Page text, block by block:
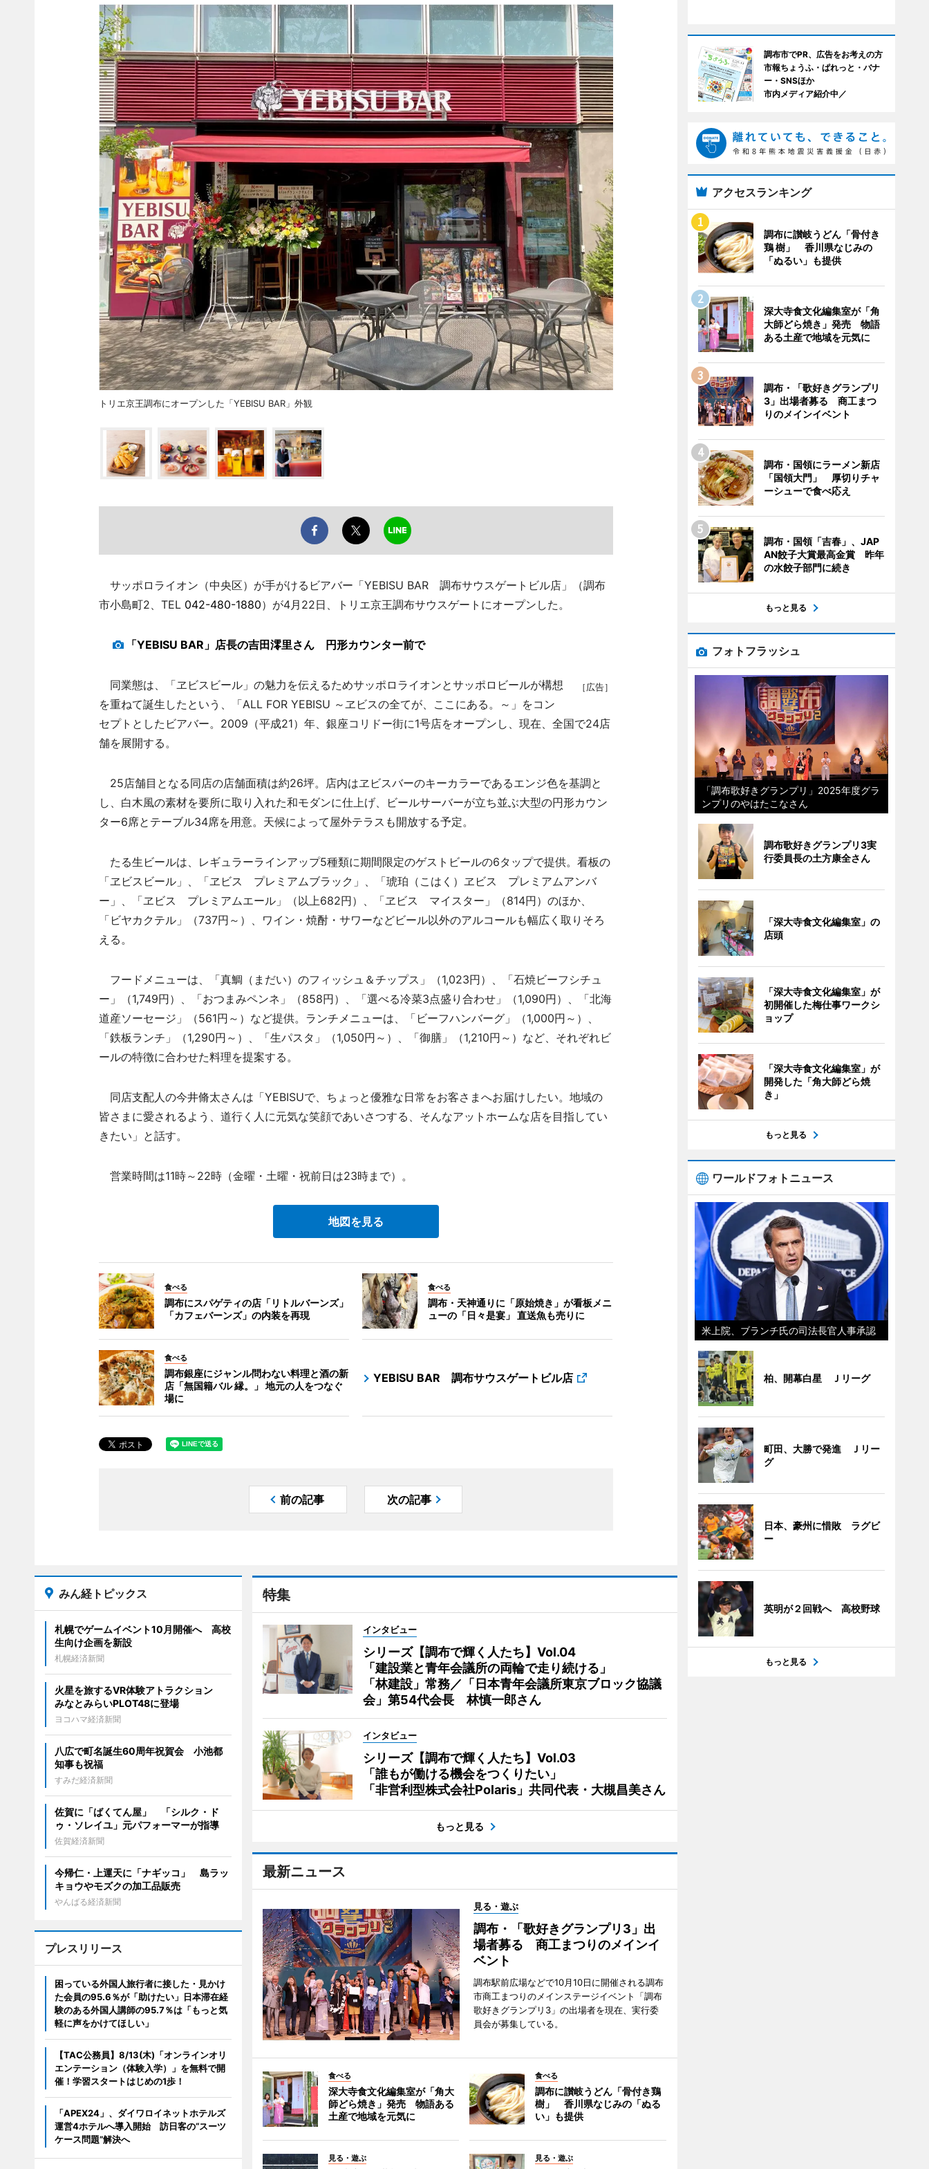
トリエ京王調布にオープンした「YEBISU BAR」外観
サッポロライオン（中央区）が手がけるビアバー「YEBISU BAR 調布サウスゲートビル店」（調布
市小島町2、TEL 042-480-1880）が4月22日、トリエ京王調布サウスゲートにオープンした。
「YEBISU BAR」店長の吉田澪里さん 円形カウンター前で
［広告］
同業態は、「ヱビスビール」の魅力を伝えるためサッポロライオンとサッポロビールが構想
を重ねて誕生したという、「ALL FOR YEBISU ～ヱビスの全てが、ここにある。～」をコン
セプトとしたビアバー。2009（平成21）年、銀座コリドー街に1号店をオープンし、現在、全国で24店
舗を展開する。
25店舗目となる同店の店舗面積は約26坪。店内はヱビスバーのキーカラーであるエンジ色を基調と
し、白木風の素材を要所に取り入れた和モダンに仕上げ、ビールサーバーが立ち並ぶ大型の円形カウン
ター6席とテーブル34席を用意。天候によって屋外テラスも開放する予定。
たる生ビールは、レギュラーラインアップ5種類に期間限定のゲストビールの6タップで提供。看板の
「ヱビスビール」、「ヱビス プレミアムブラック」、「琥珀（こはく）ヱビス プレミアムアンバ
ー」、「ヱビス プレミアムエール」（以上682円）、「ヱビス マイスター」（814円）のほか、
「ビヤカクテル」（737円～）、ワイン・焼酎・サワーなどビール以外のアルコールも幅広く取りそろ
える。
フードメニューは、「真鯛（まだい）のフィッシュ＆チップス」（1,023円）、「石焼ビーフシチュ
ー」（1,749円）、「おつまみペンネ」（858円）、「選べる冷菜3点盛り合わせ」（1,090円）、「北海
道産ソーセージ」（561円～）など提供。ランチメニューは、「ビーフハンバーグ」（1,000円～）、
「鉄板ランチ」（1,290円～）、「生パスタ」（1,050円～）、「御膳」（1,210円～）など、それぞれビ
ールの特徴に合わせた料理を提案する。
同店支配人の今井脩太さんは「YEBISUで、ちょっと優雅な日常をお客さまへお届けしたい。地域の
皆さまに愛されるよう、道行く人に元気な笑顔であいさつする、そんなアットホームな店を目指してい
きたい」と話す。
営業時間は11時～22時（金曜・土曜・祝前日は23時まで）。
地図を見る
食べる
調布にスパゲティの店「リトルバーンズ」
「カフェバーンズ」の内装を再現
食べる
調布・天神通りに「原始焼き」が看板メニ
ューの「日々是宴」 直送魚も売りに
食べる
調布銀座にジャンル問わない料理と酒の新
店「無国籍バル 縁。」 地元の人をつなぐ
場に
YEBISU BAR 調布サウスゲートビル店
前の記事 次の記事
特集
インタビュー
シリーズ【調布で輝く人たち】Vol.04
「建設業と青年会議所の両輪で走り続ける」
「林建設」常務／「日本青年会議所東京ブロック協議
会」第54代会長 林慎一郎さん
インタビュー
シリーズ【調布で輝く人たち】Vol.03
「誰もが働ける機会をつくりたい」
「非営利型株式会社Polaris」共同代表・大槻昌美さん
もっと見る
最新ニュース
見る・遊ぶ
調布・「歌好きグランプリ3」出
場者募る 商工まつりのメインイ
ベント
調布駅前広場などで10月10日に開催される調布
市商工まつりのメインステージイベント「調布
歌好きグランプリ3」の出場者を現在、実行委
員会が募集している。
食べる
深大寺食文化編集室が「角大
師どら焼き」発売 物語ある
土産で地域を元気に
食べる
調布に讃岐うどん「骨付き鶏
樹」 香川県なじみの「ぬる
い」も提供
見る・遊ぶ 見る・遊ぶ
みん経トピックス
札幌でゲームイベント10月開催へ 高校
生向け企画を新設
札幌経済新聞
火星を旅するVR体験アトラクション
みなとみらいPLOT48に登場
ヨコハマ経済新聞
八広で町名誕生60周年祝賀会 小池都
知事も祝福
すみだ経済新聞
佐賀に「ばくてん屋」 「シルク・ド
ゥ・ソレイユ」元パフォーマーが指導
佐賀経済新聞
今帰仁・上運天に「ナギッコ」 島ラッ
キョウやモズクの加工品販売
やんばる経済新聞
プレスリリース
困っている外国人旅行者に接した・見かけ
た会員の95.6％が「助けたい」日本滞在経
験のある外国人講師の95.7％は「もっと気
軽に声をかけてほしい」
【TAC公務員】8/13(木)「オンラインオリ
エンテーション（体験入学）」を無料で開
催！学習スタートはじめの1歩！
「APEX24」、ダイワロイネットホテルズ
運営4ホテルへ導入開始 訪日客の“スーツ
ケース問題”解決へ
調布市でPR、広告をお考えの方
市報ちょうふ・ぱれっと・バナ
ー・SNSほか
市内メディア紹介中／
アクセスランキング
調布に讃岐うどん「骨付き
鶏 樹」 香川県なじみの
「ぬるい」も提供
深大寺食文化編集室が「角
大師どら焼き」発売 物語
ある土産で地域を元気に
調布・「歌好きグランプリ
3」出場者募る 商工まつ
りのメインイベント
調布・国領にラーメン新店
「国領大門」 厚切りチャ
ーシューで食べ応え
調布・国領「吉春」、JAP
AN餃子大賞最高金賞 昨年
の水餃子部門に続き
もっと見る
フォトフラッシュ
「調布歌好きグランプリ」2025年度グラ
ンプリのやはたこなさん
調布歌好きグランプリ3実
行委員長の土方康全さん
「深大寺食文化編集室」の
店頭
「深大寺食文化編集室」が
初開催した梅仕事ワークシ
ョップ
「深大寺食文化編集室」が
開発した「角大師どら焼
き」
もっと見る
ワールドフォトニュース
米上院、ブランチ氏の司法長官人事承認
柏、開幕白星 Ｊリーグ
町田、大勝で発進 Ｊリー
グ
日本、豪州に惜敗 ラグビ
ー
英明が２回戦へ 高校野球
もっと見る